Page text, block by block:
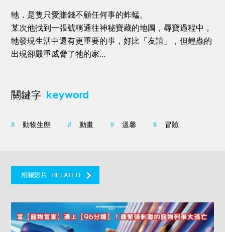
牠，是隻只愛賺錢不顧任何事的蚱蜢。
某次他找到一張號稱通往神秘寶藏的地圖，尋寶過程中，
牠發現生活中還有更重要的事，好比「友誼」，但蝗蟲的
出現卻嚴重威脅了牠的家...
關鍵字 keyword
# 動物生態 # 動畫 # 溫馨 # 冒險
相關影片 RELATED